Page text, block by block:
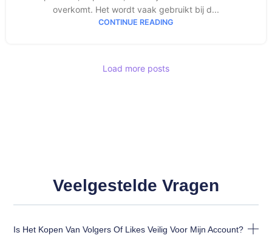
overkomt. Het wordt vaak gebruikt bij d...
CONTINUE READING
Load more posts
Veelgestelde Vragen
Is Het Kopen Van Volgers Of Likes Veilig Voor Mijn Account?